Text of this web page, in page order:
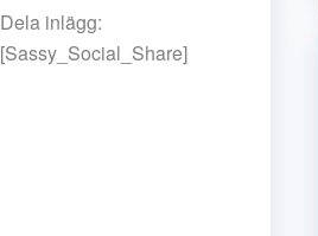
Dela inlägg:
[Sassy_Social_Share]